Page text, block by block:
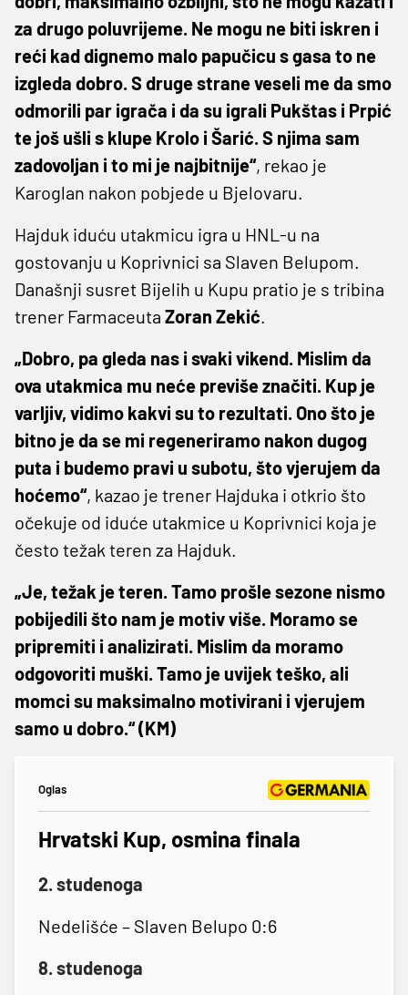
za drugo poluvrijeme. Ne mogu ne biti iskren i
reći kad dignemo malo papučicu s gasa to ne
izgleda dobro. S druge strane veseli me da smo
odmorili par igrača i da su igrali Pukštas i Prpić
te još ušli s klupe Krolo i Šarić. S njima sam
zadovoljan i to mi je najbitnije“, rekao je
Karoglan nakon pobjede u Bjelovaru.
Hajduk iduću utakmicu igra u HNL-u na
gostovanju u Koprivnici sa Slaven Belupom.
Današnji susret Bijelih u Kupu pratio je s tribina
trener Farmaceuta Zoran Zekić.
„Dobro, pa gleda nas i svaki vikend. Mislim da
ova utakmica mu neće previše značiti. Kup je
varljiv, vidimo kakvi su to rezultati. Ono što je
bitno je da se mi regeneriramo nakon dugog
puta i budemo pravi u subotu, što vjerujem da
hoćemo“, kazao je trener Hajduka i otkrio što
očekuje od iduće utakmice u Koprivnici koja je
često težak teren za Hajduk.
„Je, težak je teren. Tamo prošle sezone nismo
pobijedili što nam je motiv više. Moramo se
pripremiti i analizirati. Mislim da moramo
odgovoriti muški. Tamo je uvijek teško, ali
momci su maksimalno motivirani i vjerujem
samo u dobro.“ (KM)
Oglas
Hrvatski Kup, osmina finala
2. studenoga
Nedelišće – Slaven Belupo 0:6
8. studenoga